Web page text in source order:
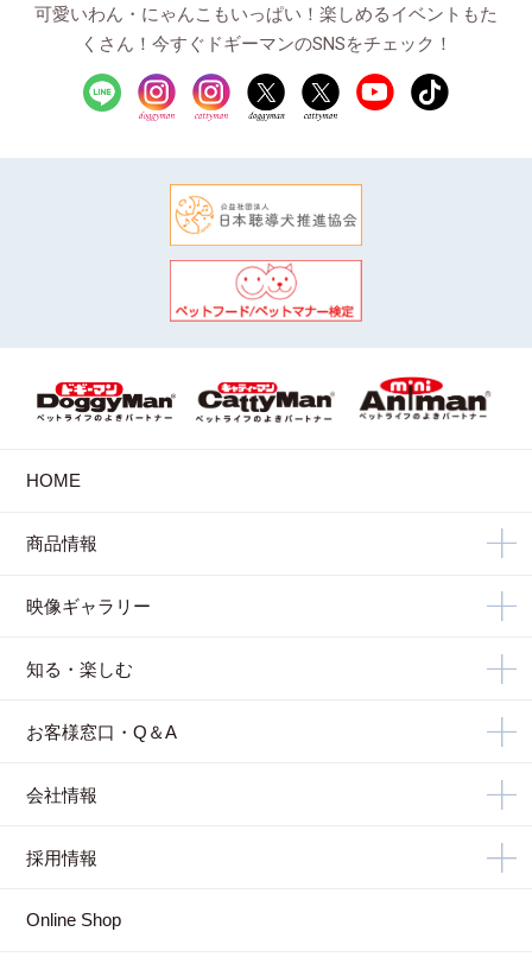
可愛いわん・にゃんこもいっぱい！楽しめるイベントもた
くさん！今すぐドギーマンのSNSをチェック！
HOME
商品情報
映像ギャラリー
知る・楽しむ
お客様窓口・Q＆A
会社情報
採用情報
Online Shop